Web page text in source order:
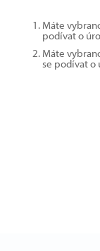
Máte
podívat o
Máte
se podívat o